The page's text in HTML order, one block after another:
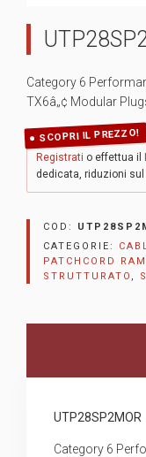
Category 6
TX6â„¢ Modular
SCOPRI IL PREZZO!
Registrati o effettua il
dedicata, riduzioni
COD:
CATEGORIE:
PATCHCORD
STRUTTURATO ,
UTP28SP2MOR
Category 6